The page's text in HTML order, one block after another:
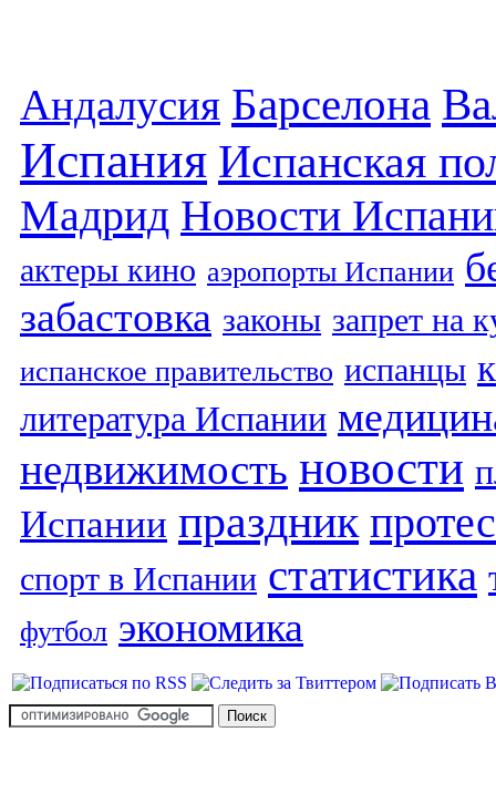
Андалусия Барселона
Испания Испанская
Мадрид Новости
актеры кино аэропорты Испании
забастовка законы запрет на
испанское правительство испанцы
литература Испании
недвижимость новости
Испании праздник
спорт в Испании статистика
футбол экономика